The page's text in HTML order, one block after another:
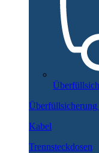
Kabel
Trennsteckdosen